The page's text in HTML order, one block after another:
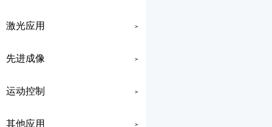
激光应用 >
先进成像 >
运动控制 >
其他应用 >